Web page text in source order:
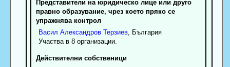
Представители на юридическо лице или друго
правно образувание, чрез което пряко се
упражнява контрол
Васил Александров Терзиев, България
Участва в 8 организации.
Действителни собственици